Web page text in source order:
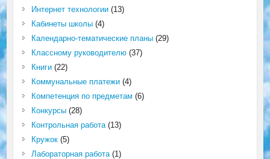
Интернет технологии(13)
Кабинеты школы(4)
Календарно-тематические планы(29)
Классному руководителю(37)
Книги(22)
Коммунальные платежи(4)
Компетенция по предметам (6)
Конкурсы(28)
Контрольная работа(13)
Кружок(5)
Лабораторная работа(1)